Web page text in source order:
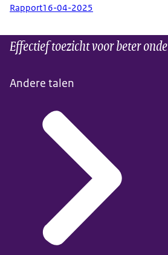
Rapport16-04-2025
Effectief toezicht voor beter
Andere talen